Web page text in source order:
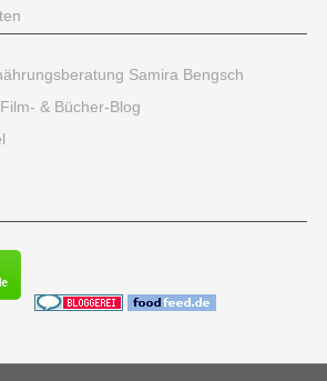
Samira Bengsch
& Bücher-Blog